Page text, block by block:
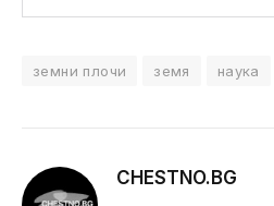
земни плочи земя наука
CHESTNO.BG